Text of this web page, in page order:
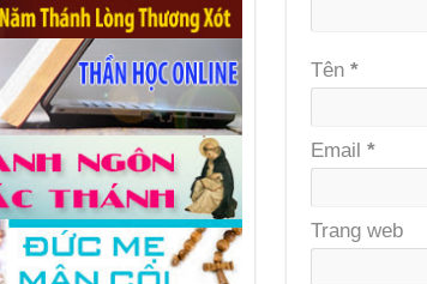
Tên *
Email *
Trang web